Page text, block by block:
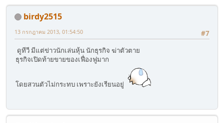
birdy2515
#7
13 กรกฎาคม 2013, 01:54:50
ดูทีวี มีแต่ข่าวนักเล่นหุ้น นักธุรกิจ ฆ่าตัวตาย
ธุรกิจเปิดท้ายขายของเฟื่องฟูมาก
โดยสวนตัวไม่กระทบ เพราะยังเรียนอยู่